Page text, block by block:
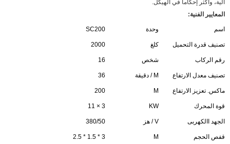
آلية، وأكثر إحكاما في الهيكل.
المعايير الفنية:
اسم وحدة SC200
تصنيف قدرة التحميل كلغ 2000
رقم الركاب شخص 16
تصنيف معدل الارتفاع M / دقيقة 36
ماكس. تعزيز الارتفاع M
200
قوة المحرك KW
3 × 11
الجهد االكهربى V / هز 380/50
قفص الحجم M
3 * 1.5 * 2.5